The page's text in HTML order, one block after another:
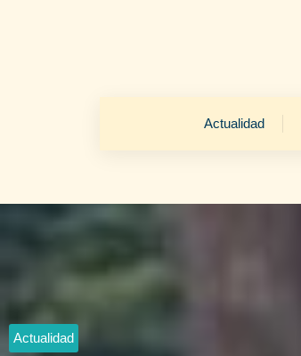
Actualidad
Actualidad